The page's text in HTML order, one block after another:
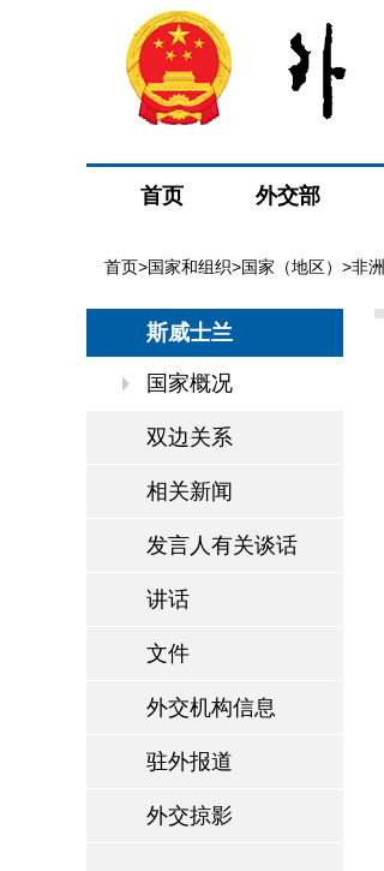
首页 外交部
首页>国家和组织>国家（地区） >非洲
斯威士兰
国家概况
双边关系
相关新闻
发言人有关谈话
讲话
文件
外交机构信息
驻外报道
外交掠影